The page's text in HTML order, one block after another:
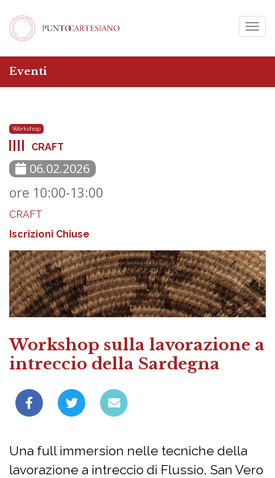
Eventi
Workshop
CRAFT
06.02.2026
ore 10:00-13:00
CRAFT
Iscrizioni Chiuse
Workshop sulla lavorazione a
intreccio della Sardegna
Una full immersion nelle tecniche della
lavorazione a intreccio di Flussio, San Vero